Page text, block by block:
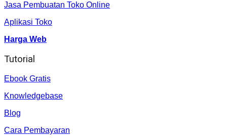
Jasa Pembuatan Toko Online
Aplikasi Toko
Harga Web
Tutorial
Ebook Gratis
Knowledgebase
Blog
Cara Pembayaran